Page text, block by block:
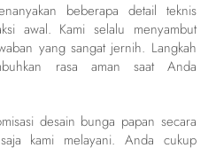
beberapa detail teknis
awal. Kami selalu menyambut
yang sangat jernih. Langkah
rasa aman saat Anda
desain bunga papan secara
kami melayani. Anda cukup